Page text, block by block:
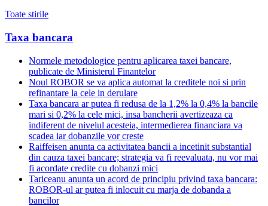
Toate stirile
Taxa bancara
Normele metodologice pentru aplicarea taxei bancare,
publicate de Ministerul Finantelor
Noul ROBOR se va aplica automat la creditele noi si prin
refinantare la cele in derulare
Taxa bancara ar putea fi redusa de la 1,2% la 0,4% la bancile
mari si 0,2% la cele mici, insa bancherii avertizeaza ca
indiferent de nivelul acesteia, intermedierea financiara va
scadea iar dobanzile vor creste
Raiffeisen anunta ca activitatea bancii a incetinit substantial
din cauza taxei bancare; strategia va fi reevaluata, nu vor mai
fi acordate credite cu dobanzi mici
Tariceanu anunta un acord de principiu privind taxa bancara:
ROBOR-ul ar putea fi inlocuit cu marja de dobanda a
bancilor